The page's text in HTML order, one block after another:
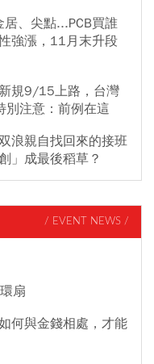
、尖點...PCB買誰
強漲，11月末升段
規9/15上路，台灣
別注意：前例在這
浪親自找回來的接班
」成最後稻草？
/ EVENT NEWS /
扇
何與金錢相處，才能